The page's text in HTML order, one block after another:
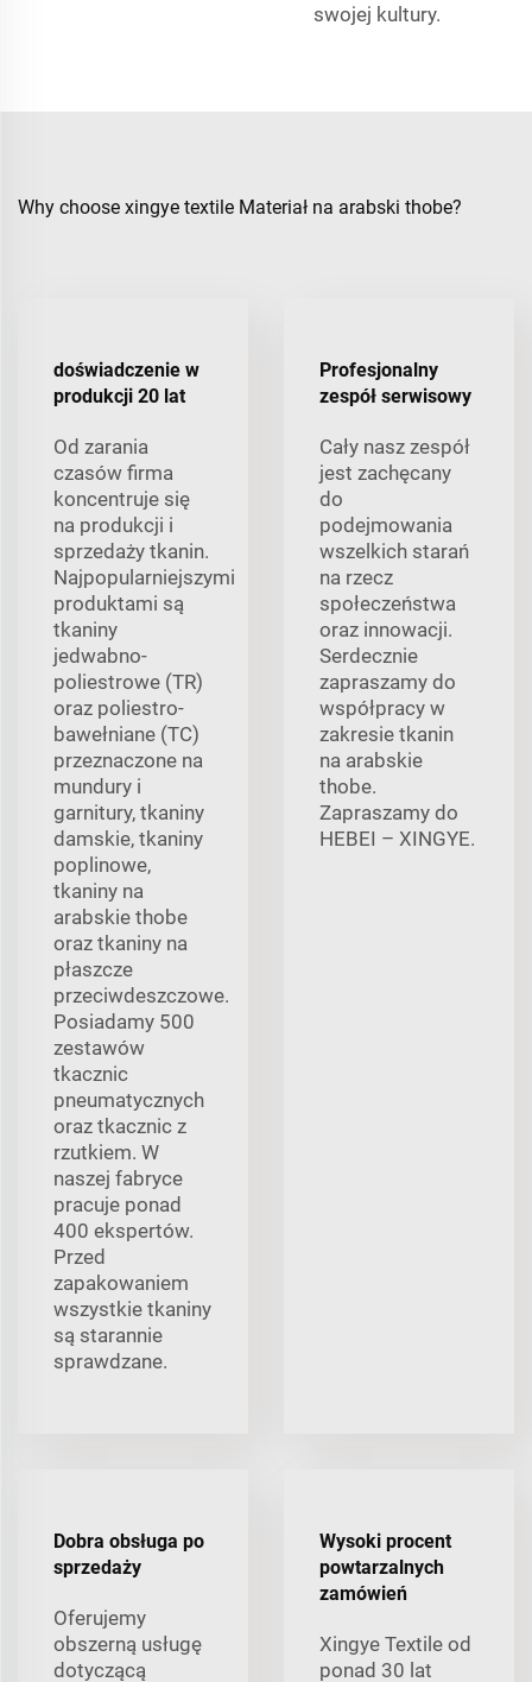
swojej kultury.
Why choose xingye textile Materiał na arabski thobe?
doświadczenie w
produkcji 20 lat
Od zarania
czasów firma
koncentruje się
na produkcji i
sprzedaży tkanin.
Najpopularniejszymi
produktami są
tkaniny
jedwabno-
poliestrowe (TR)
oraz poliestro-
bawełniane (TC)
przeznaczone na
mundury i
garnitury, tkaniny
damskie, tkaniny
poplinowe,
tkaniny na
arabskie thobe
oraz tkaniny na
płaszcze
przeciwdeszczowe.
Posiadamy 500
zestawów
tkacznic
pneumatycznych
oraz tkacznic z
rzutkiem. W
naszej fabryce
pracuje ponad
400 ekspertów.
Przed
zapakowaniem
wszystkie tkaniny
są starannie
sprawdzane.
Profesjonalny
zespół serwisowy
Cały nasz zespół
jest zachęcany
do
podejmowania
wszelkich starań
na rzecz
społeczeństwa
oraz innowacji.
Serdecznie
zapraszamy do
współpracy w
zakresie tkanin
na arabskie
thobe.
Zapraszamy do
HEBEI – XINGYE.
Dobra obsługa po
sprzedaży
Oferujemy
obszerną usługę
dotyczącą
Wysoki procent
powtarzalnych
zamówień
Xingye Textile od
ponad 30 lat